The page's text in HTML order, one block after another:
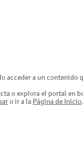
acceder a un contenido
o explora el portal en
o ir a la Página de Inicio.